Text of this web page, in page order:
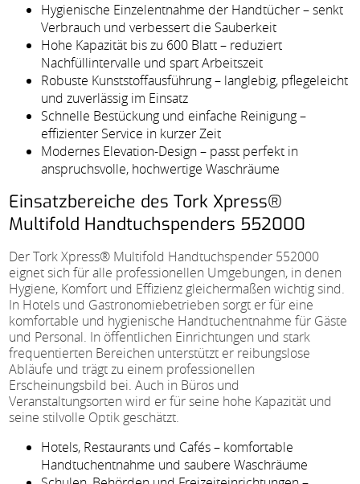
Hygienische Einzelentnahme der Handtücher – senkt
Verbrauch und verbessert die Sauberkeit
Hohe Kapazität bis zu 600 Blatt – reduziert
Nachfüllintervalle und spart Arbeitszeit
Robuste Kunststoffausführung – langlebig, pflegeleicht
und zuverlässig im Einsatz
Schnelle Bestückung und einfache Reinigung –
effizienter Service in kurzer Zeit
Modernes Elevation-Design – passt perfekt in
anspruchsvolle, hochwertige Waschräume
Einsatzbereiche des Tork Xpress®
Multifold Handtuchspenders 552000
Der Tork Xpress® Multifold Handtuchspender 552000
eignet sich für alle professionellen Umgebungen, in denen
Hygiene, Komfort und Effizienz gleichermaßen wichtig sind.
In Hotels und Gastronomiebetrieben sorgt er für eine
komfortable und hygienische Handtuchentnahme für Gäste
und Personal. In öffentlichen Einrichtungen und stark
frequentierten Bereichen unterstützt er reibungslose
Abläufe und trägt zu einem professionellen
Erscheinungsbild bei. Auch in Büros und
Veranstaltungsorten wird er für seine hohe Kapazität und
seine stilvolle Optik geschätzt.
Hotels, Restaurants und Cafés – komfortable
Handtuchentnahme und saubere Waschräume